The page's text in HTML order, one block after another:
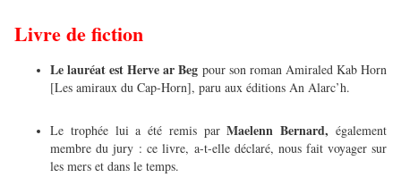
Livre de fiction
Le lauréat est Herve ar Beg pour son roman Amiraled Kab Horn
[Les amiraux du Cap-Horn], paru aux éditions An Alarc’h.
Le trophée lui a été remis parMaelenn Bernard,également
membre du jury : ce livre, a-t-elle déclaré, nous fait voyager sur
les mers et dans le temps.